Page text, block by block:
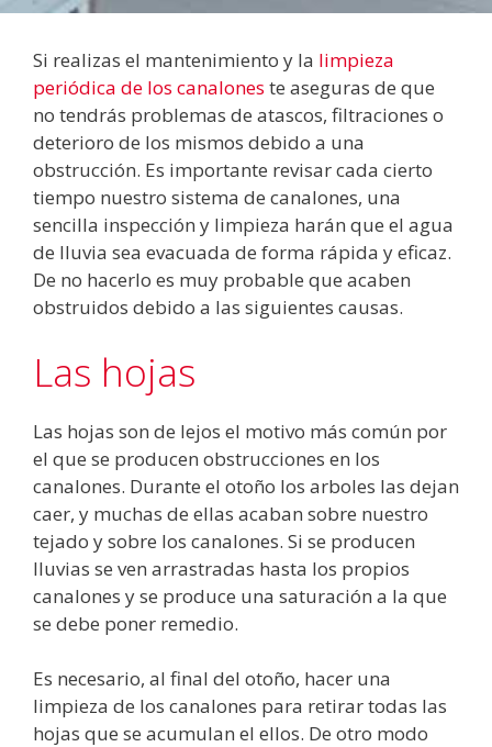
Si realizas el mantenimiento y la limpieza
periódica de los canalones te aseguras de que
no tendrás problemas de atascos, filtraciones o
deterioro de los mismos debido a una
obstrucción. Es importante revisar cada cierto
tiempo nuestro sistema de canalones, una
sencilla inspección y limpieza harán que el agua
de lluvia sea evacuada de forma rápida y eficaz.
De no hacerlo es muy probable que acaben
obstruidos debido a las siguientes causas.
Las hojas
Las hojas son de lejos el motivo más común por
el que se producen obstrucciones en los
canalones. Durante el otoño los arboles las dejan
caer, y muchas de ellas acaban sobre nuestro
tejado y sobre los canalones. Si se producen
lluvias se ven arrastradas hasta los propios
canalones y se produce una saturación a la que
se debe poner remedio.
Es necesario, al final del otoño, hacer una
limpieza de los canalones para retirar todas las
hojas que se acumulan el ellos. De otro modo